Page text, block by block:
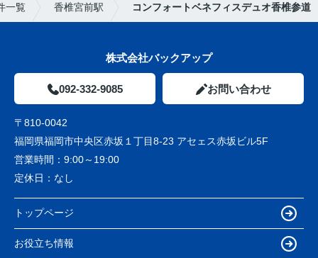
一覧 香椎宮前駅 コンフォートベネフィスデュオ香椎参道
株式会社バックアップ
092-332-9085 お問い合わせ
〒810-0042
福岡県福岡市中央区赤坂１丁目8-23 アセェス赤坂ビル5F
営業時間： 9:00～19:00
定休日： なし
トップページ
お役立ち情報